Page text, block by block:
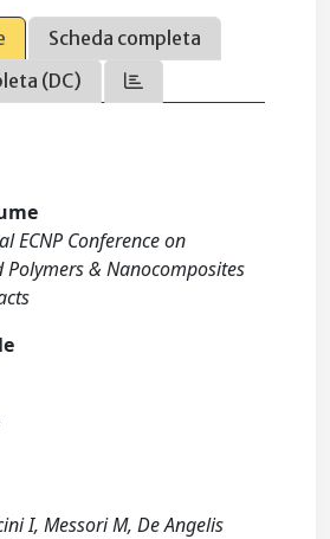
Scheda completa
(DC)
ECNP Conference on
& Nanocomposites
I, Messori M, De Angelis